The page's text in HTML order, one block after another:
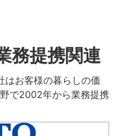
務提携関連
はお客様の暮らしの価
で2002年から業務提携